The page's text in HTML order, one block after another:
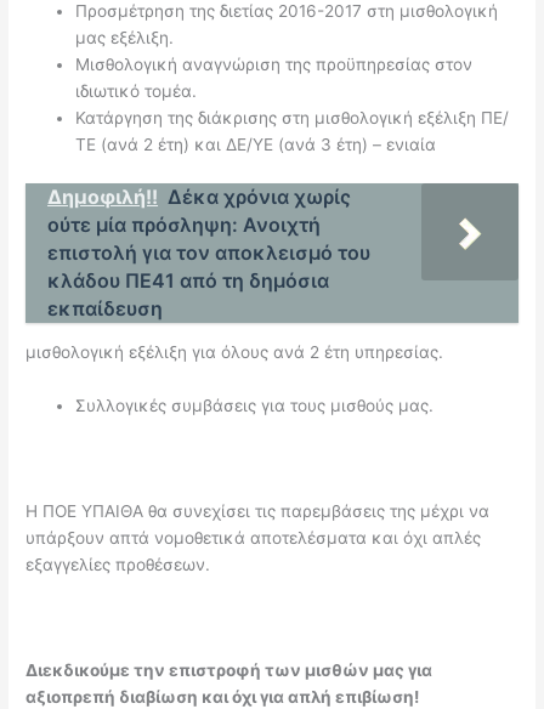
Προσμέτρηση της διετίας 2016-2017 στη μισθολογική
μας εξέλιξη.
Μισθολογική αναγνώριση της προϋπηρεσίας στον
ιδιωτικό τομέα.
Κατάργηση της διάκρισης στη μισθολογική εξέλιξη ΠΕ/
ΤΕ (ανά 2 έτη) και ΔΕ/ΥΕ (ανά 3 έτη) – ενιαία
Δημοφιλή!! Δέκα χρόνια χωρίς
ούτε μία πρόσληψη: Ανοιχτή
επιστολή για τον αποκλεισμό του
κλάδου ΠΕ41 από τη δημόσια
εκπαίδευση
μισθολογική εξέλιξη για όλους ανά 2 έτη υπηρεσίας.
Συλλογικές συμβάσεις για τους μισθούς μας.
Η ΠΟΕ ΥΠΑΙΘΑ θα συνεχίσει τις παρεμβάσεις της μέχρι να
υπάρξουν απτά νομοθετικά αποτελέσματα και όχι απλές
εξαγγελίες προθέσεων.
Διεκδικούμε την επιστροφή των μισθών μας για
αξιοπρεπή διαβίωση και όχι για απλή επιβίωση!